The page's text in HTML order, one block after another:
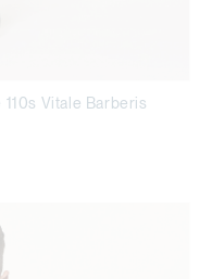
Vitale Barberis